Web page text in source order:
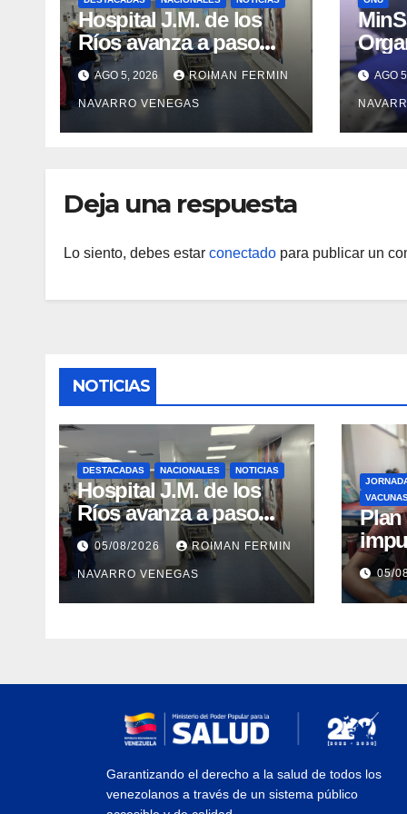
Hospital J.M. de los
Ríos avanza a paso
firme en su
recuperación tras los
recientes eventos
sísmicos
AGO 5, 2026 ROIMAN FERMIN
NAVARRO VENEGAS
deAGO
Deja una respuesta
Lo siento, debes estar conectado para publicar un
NOTICIAS
DESTACADAS NACIONALES NOTICIAS
Hospital J.M. de los
Ríos avanza a paso
firme en su
recuperación tras los
recientes eventos
sísmicos
05/08/2026 ROIMAN FERMIN
NAVARRO VENEGAS
​Plan
05/
Garantizando el derecho a la salud de todos los
venezolanos a través de un sistema público